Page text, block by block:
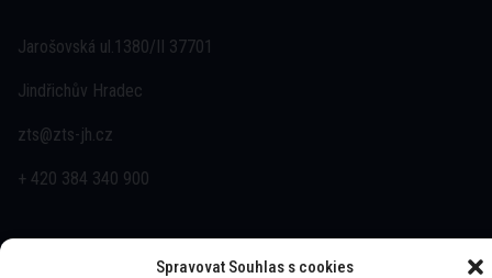
Spravovat Souhlas s cookies
Jarošovská ul.1380/II 37701
Jindřichův Hradec
zts@zts-jh.cz
+ 420 384 340 900